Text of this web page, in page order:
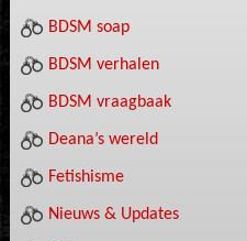
BDSM soap
BDSM verhalen
BDSM vraagbaak
Deana’s wereld
Fetishisme
Nieuws & Updates